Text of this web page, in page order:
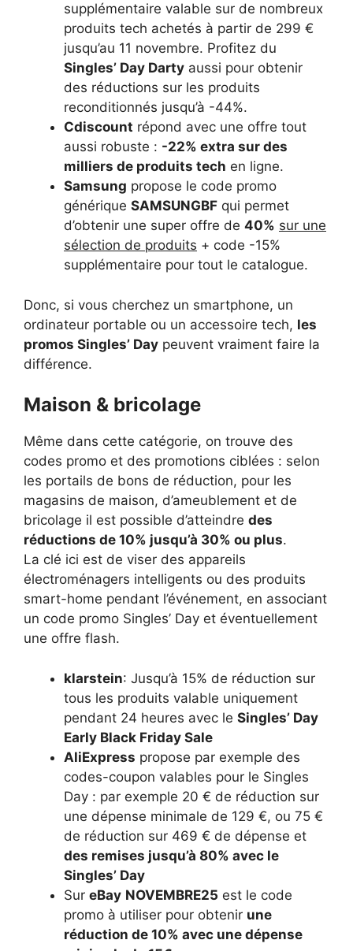
supplémentaire valable sur de nombreux
produits tech achetés à partir de 299 €
jusqu’au 11 novembre. Profitez du
Singles’ Day Darty aussi pour obtenir
des réductions sur les produits
reconditionnés jusqu’à -44%.
Cdiscount répond avec une offre tout
aussi robuste : -22% extra sur des
milliers de produits tech en ligne.
Samsung propose le code promo
générique SAMSUNGBF qui permet
d’obtenir une super offre de 40% sur une
sélection de produits + code -15%
supplémentaire pour tout le catalogue.
Donc, si vous cherchez un smartphone, un
ordinateur portable ou un accessoire tech, les
promos Singles’ Day peuvent vraiment faire la
différence.
Maison & bricolage
Même dans cette catégorie, on trouve des
codes promo et des promotions ciblées : selon
les portails de bons de réduction, pour les
magasins de maison, d’ameublement et de
bricolage il est possible d’atteindre des
réductions de 10% jusqu’à 30% ou plus.
La clé ici est de viser des appareils
électroménagers intelligents ou des produits
smart-home pendant l’événement, en associant
un code promo Singles’ Day et éventuellement
une offre flash.
klarstein: Jusqu’à 15% de réduction sur
tous les produits valable uniquement
pendant 24 heures avec le Singles’ Day
Early Black Friday Sale
AliExpress propose par exemple des
codes-coupon valables pour le Singles
Day : par exemple 20 € de réduction sur
une dépense minimale de 129 €, ou 75 €
de réduction sur 469 € de dépense et
des remises jusqu’à 80% avec le
Singles’ Day
Sur eBay NOVEMBRE25 est le code
promo à utiliser pour obtenir une
réduction de 10% avec une dépense